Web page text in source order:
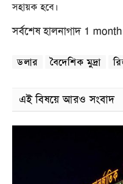
সহায়ক হবে।
সর্বশেষ হালনাগাদ 1
ডলার বৈদেশিক মুদ্রা
এই বিষয়ে আরও সংবাদ